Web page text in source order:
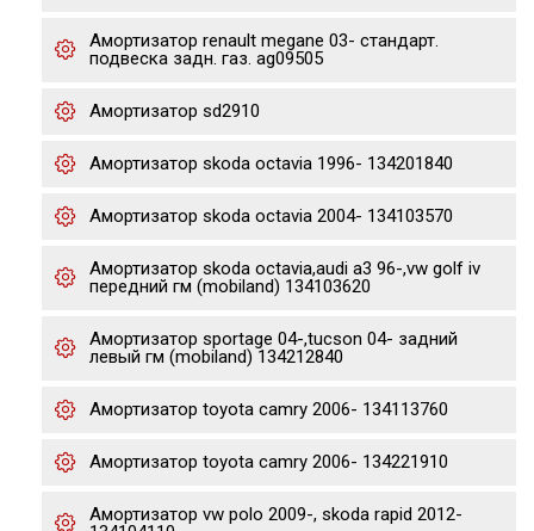
Амортизатор renault megane 03- стандарт.
подвеска задн. газ. ag09505
Амортизатор sd2910
Амортизатор skoda octavia 1996- 134201840
Амортизатор skoda octavia 2004- 134103570
Амортизатор skoda octavia,audi a3 96-,vw golf iv
передний гм (mobiland) 134103620
Амортизатор sportage 04-,tucson 04- задний
левый гм (mobiland) 134212840
Амортизатор toyota camry 2006- 134113760
Амортизатор toyota camry 2006- 134221910
Амортизатор vw polo 2009-, skoda rapid 2012-